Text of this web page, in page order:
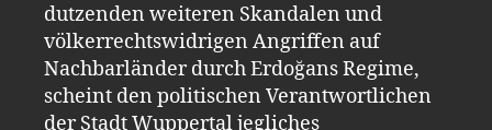
dutzenden weiteren Skandalen und
völkerrechtswidrigen Angriffen auf
Nachbarländer durch Erdoğans Regime,
scheint den politischen Verantwortlichen
der Stadt Wuppertal jegliches